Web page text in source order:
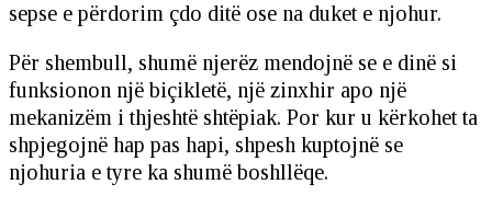
sepse e përdorim çdo ditë ose na duket e njohur.
Për shembull, shumë njerëz mendojnë se e dinë si
funksionon një biçikletë, një zinxhir apo një
mekanizëm i thjeshtë shtëpiak. Por kur u kërkohet ta
shpjegojnë hap pas hapi, shpesh kuptojnë se
njohuria e tyre ka shumë boshllëqe.